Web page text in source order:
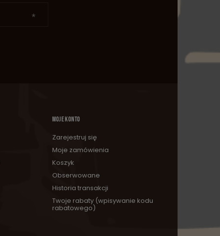
MOJE KONTO
Zarejestruj się
Moje zamówienia
Koszyk
Obserwowane
Historia transakcji
Twoje rabaty (wpisywanie kodu
rabatowego)